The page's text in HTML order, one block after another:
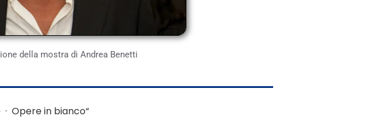
della mostra di Andrea Benetti
Opere in bianco“